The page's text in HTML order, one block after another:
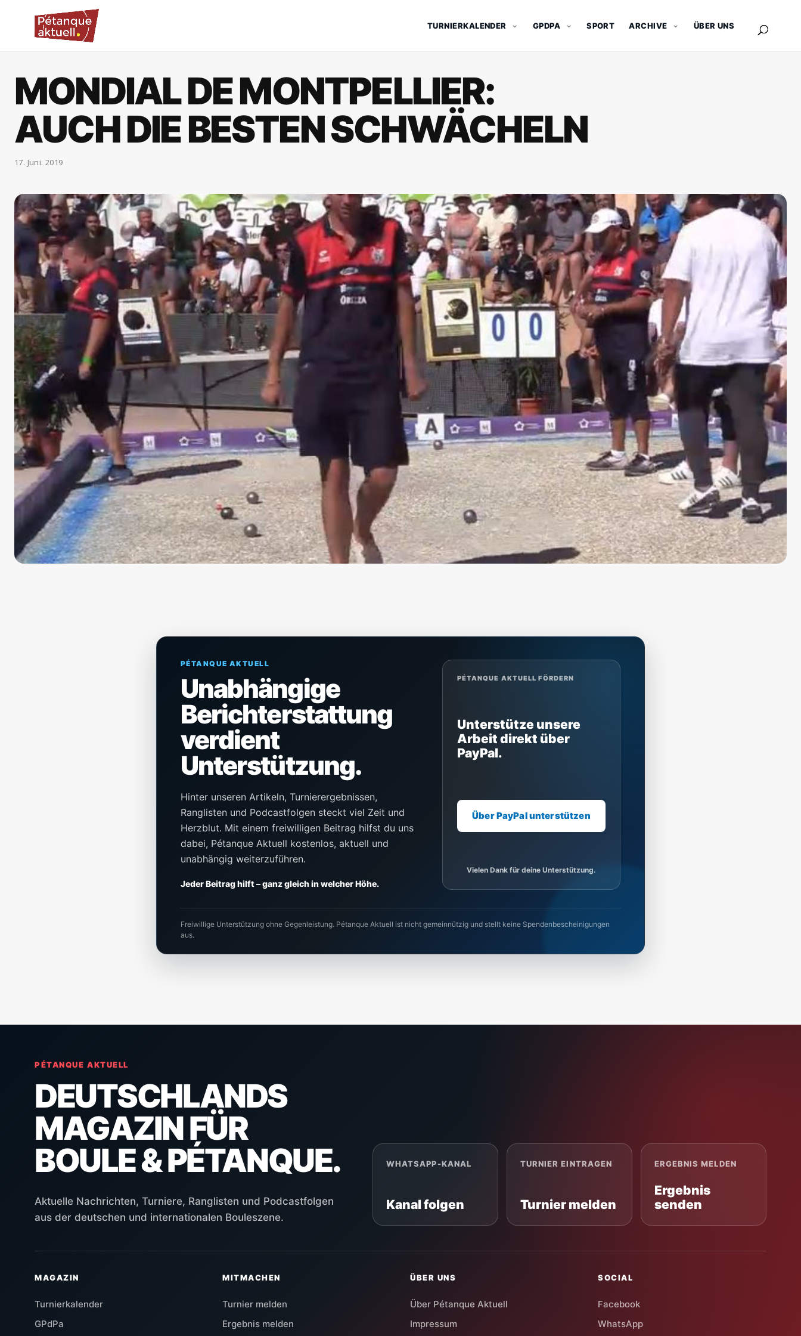
TURNIERKALENDER GPDPA SPORT ARCHIVE ÜBER UNS
MONDIAL DE MONTPELLIER:
AUCH DIE BESTEN SCHWÄCHELN
17. Juni. 2019
PÉTANQUE AKTUELL
Unabhängige
Berichterstattung
verdient
Unterstützung.
Hinter unseren Artikeln, Turnierergebnissen,
Ranglisten und Podcastfolgen steckt viel Zeit und
Herzblut. Mit einem freiwilligen Beitrag hilfst du uns
dabei, Pétanque Aktuell kostenlos, aktuell und
unabhängig weiterzuführen.
Jeder Beitrag hilft – ganz gleich in welcher Höhe.
PÉTANQUE AKTUELL FÖRDERN
Unterstütze unsere
Arbeit direkt über
PayPal.
Über PayPal unterstützen
Vielen Dank für deine Unterstützung.
Freiwillige Unterstützung ohne Gegenleistung. Pétanque Aktuell ist nicht gemeinnützig und stellt keine Spendenbescheinigungen
aus.
PÉTANQUE AKTUELL
DEUTSCHLANDS
MAGAZIN FÜR
BOULE & PÉTANQUE.
Aktuelle Nachrichten, Turniere, Ranglisten und Podcastfolgen
aus der deutschen und internationalen Bouleszene.
WHATSAPP-KANAL
Kanal folgen
TURNIER EINTRAGEN
Turnier melden
ERGEBNIS MELDEN
Ergebnis
senden
MAGAZIN
Turnierkalender
GPdPa
MITMACHEN
Turnier melden
Ergebnis melden
ÜBER UNS
Über Pétanque Aktuell
Impressum
SOCIAL
Facebook
WhatsApp